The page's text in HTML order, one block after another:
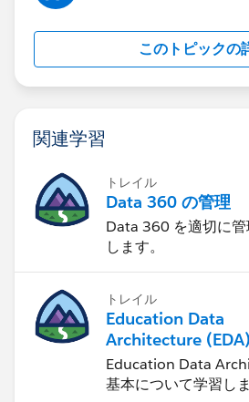
このトピックの
関連学習
トレイル
Data 360 の管理
Data 360 を適切に
します。
トレイル
Education Data
Architecture
理
Education Data
基本について学習しま